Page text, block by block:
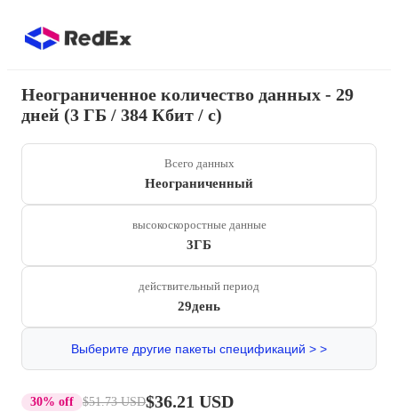
Неограниченное количество данных - 29
дней (3 ГБ / 384 Кбит / с)
Всего данных
Неограниченный
высокоскоростные данные
3ГБ
действительный период
29день
Выберите другие пакеты спецификаций > >
30% off $51.73 USD$36.21 USD